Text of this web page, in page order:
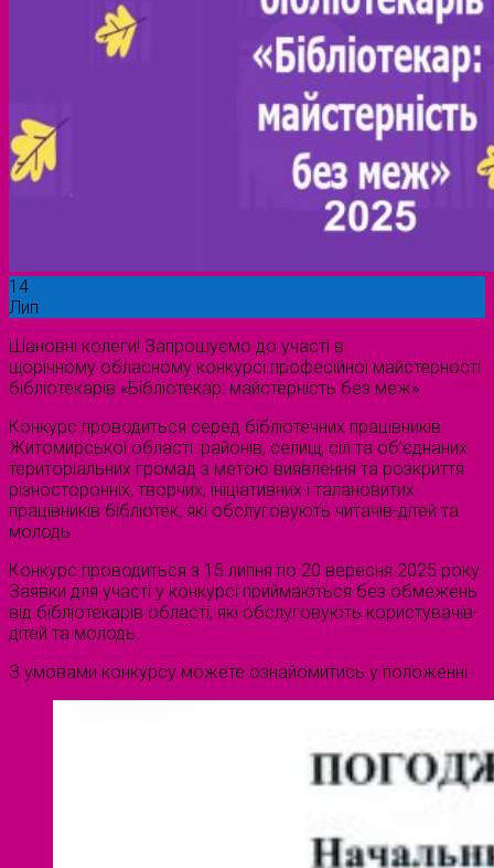
14
Лип
Шановні колеги! Запрошуємо до участі в
щорічному обласному конкурсі професійної майстерності
бібліотекарів «Бібліотекар: майстерність без меж».
Конкурс проводиться серед бібліотечних працівників
Житомирської області: районів, селищ, сіл та об’єднаних
територіальних громад з метою виявлення та розкриття
різносторонніх, творчих, ініціативних і талановитих
працівників бібліотек, які обслуговують читачів-дітей та
молодь.
Конкурс проводиться з 15 липня по 20 вересня 2025 року.
Заявки для участі у конкурсі приймаються без обмежень
від бібліотекарів області, які обслуговують користувачів-
дітей та молодь.
З умовами конкурсу можете ознайомитись у положенні.